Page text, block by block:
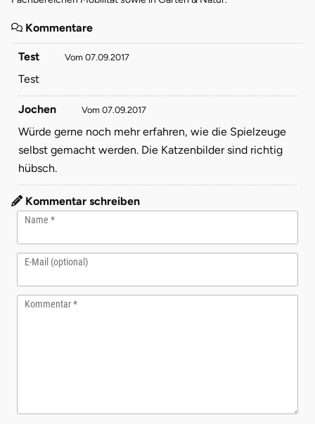
Kommentare
Test Vom 07.09.2017
Test
Jochen Vom 07.09.2017
Würde gerne noch mehr erfahren, wie die Spielzeuge
selbst gemacht werden. Die Katzenbilder sind richtig
hübsch.
Kommentar schreiben
Name
E-Mail (optional)
Kommentar